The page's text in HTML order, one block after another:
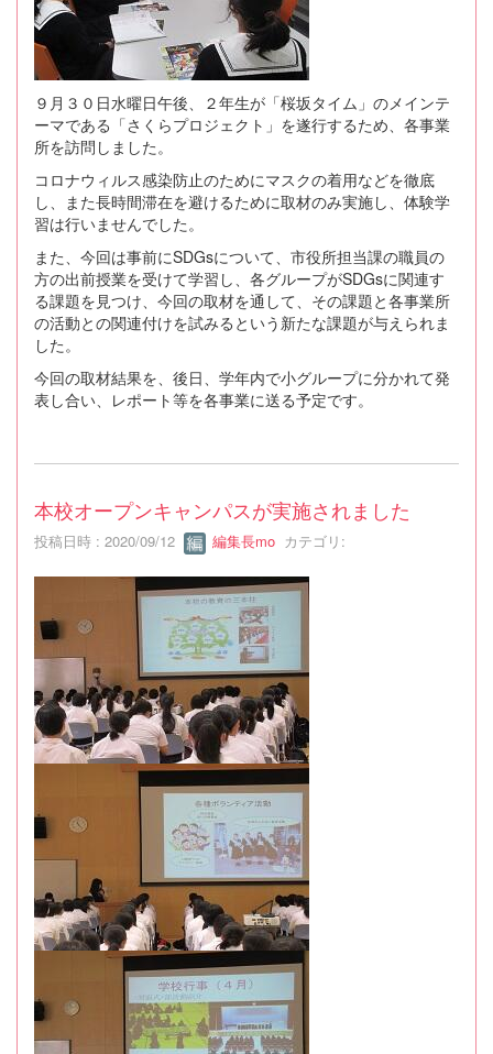
９月３０日水曜日午後、２年生が「桜坂タイム」のメインテ
ーマである「さくらプロジェクト」を遂行するため、各事業
所を訪問しました。
コロナウィルス感染防止のためにマスクの着用などを徹底
し、また長時間滞在を避けるために取材のみ実施し、体験学
習は行いませんでした。
また、今回は事前にSDGsについて、市役所担当課の職員の
方の出前授業を受けて学習し、各グループがSDGsに関連す
る課題を見つけ、今回の取材を通して、その課題と各事業所
の活動との関連付けを試みるという新たな課題が与えられま
した。
今回の取材結果を、後日、学年内で小グループに分かれて発
表し合い、レポート等を各事業に送る予定です。
本校オープンキャンパスが実施されました
投稿日時 : 2020/09/12 編集長mo カテゴリ: